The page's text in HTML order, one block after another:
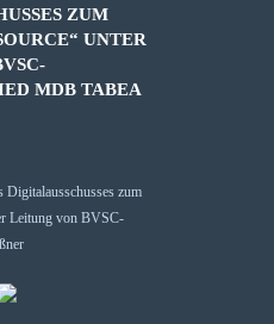
ZUM
UNTER
MDB TABEA